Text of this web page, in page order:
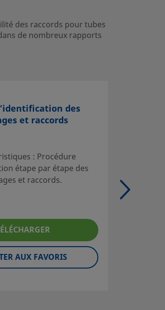
des raccords pour tubes
de nombreux rapports
des
et raccords
: Procédure
étape par étape des
et raccords.
AUX FAVORIS